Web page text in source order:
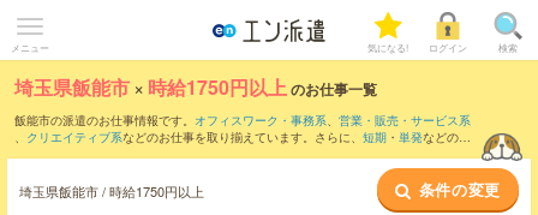
メニュー 気になる! ログイン 検索
埼玉県飯能市 × 時給1750円以上のお仕事一覧
飯能市の派遣のお仕事情報です。 オフィスワーク・事務系、 営業・販売・サービス系
、 クリエイティブ系などのお仕事を取り揃えています。さらに、 短期 ・ 単発などの期
埼玉県飯能市 / 時給1750円以上 条件の変更